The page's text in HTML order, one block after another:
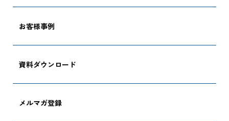
お客様事例
資料ダウンロード
メルマガ登録